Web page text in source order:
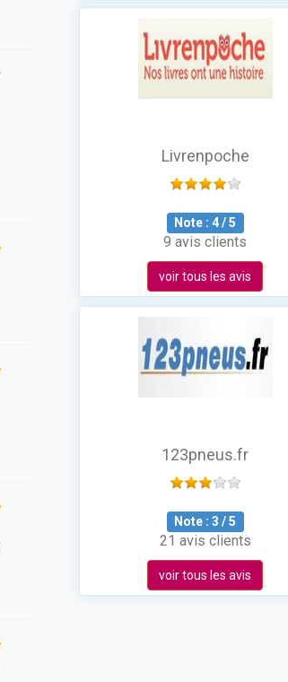
Livrenpoche
Note : 4/5
9 avis clients
voir tous les avis
123pneus.fr
Note :3 /5
21 avis clients
voir tous les avis